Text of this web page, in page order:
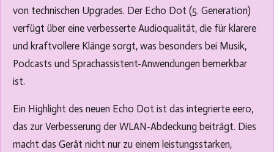
von technischen Upgrades. Der Echo Dot (5. Generation)
verfügt über eine verbesserte Audioqualität, die für klarere
und kraftvollere Klänge sorgt, was besonders bei Musik,
Podcasts und Sprachassistent-Anwendungen bemerkbar
ist.
Ein Highlight des neuen Echo Dot ist das integrierte eero,
das zur Verbesserung der WLAN-Abdeckung beiträgt. Dies
macht das Gerät nicht nur zu einem leistungsstarken,